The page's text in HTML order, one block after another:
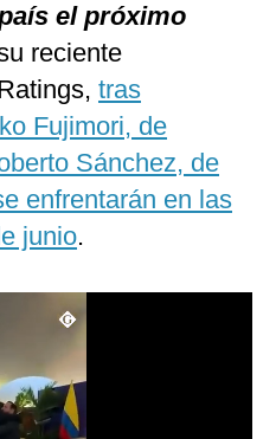
el próximo
reciente
tras
Fujimori, de
Sánchez, de
enfrentarán en las
junio.